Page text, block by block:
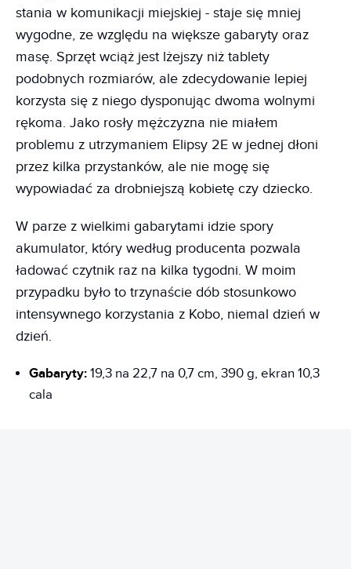
stania w komunikacji miejskiej - staje się mniej
wygodne, ze względu na większe gabaryty oraz
masę. Sprzęt wciąż jest lżejszy niż tablety
podobnych rozmiarów, ale zdecydowanie lepiej
korzysta się z niego dysponując dwoma wolnymi
rękoma. Jako rosły mężczyzna nie miałem
problemu z utrzymaniem Elipsy 2E w jednej dłoni
przez kilka przystanków, ale nie mogę się
wypowiadać za drobniejszą kobietę czy dziecko.
W parze z wielkimi gabarytami idzie spory
akumulator, który według producenta pozwala
ładować czytnik raz na kilka tygodni. W moim
przypadku było to trzynaście dób stosunkowo
intensywnego korzystania z Kobo, niemal dzień w
dzień.
Gabaryty: 19,3 na 22,7 na 0,7 cm, 390 g, ekran 10,3
cala